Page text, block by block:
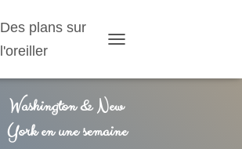
Des plans sur
l'oreiller
G
L
Washington & New
York en une semaine